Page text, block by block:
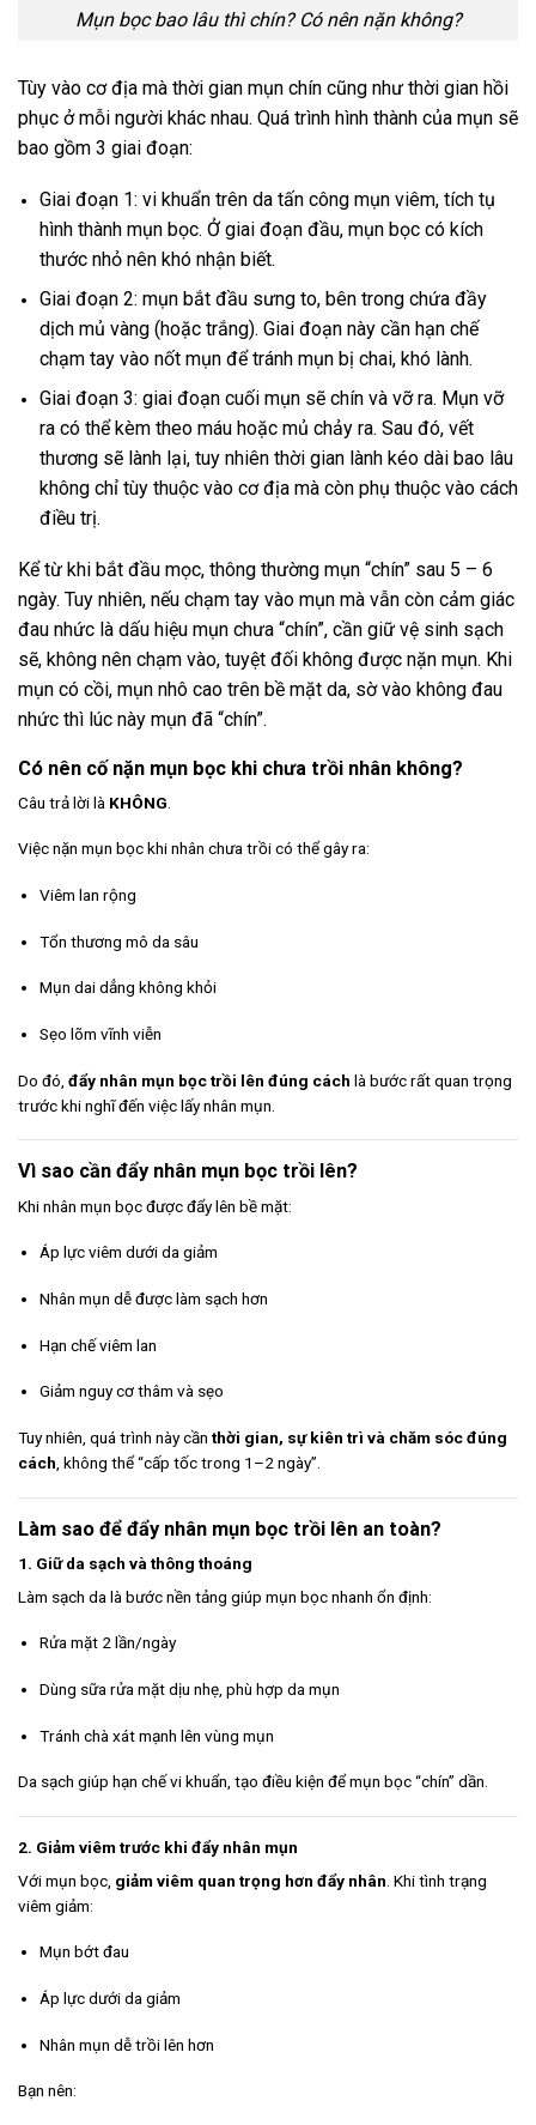
Mụn bọc bao lâu thì chín? Có nên nặn không?
Tùy vào cơ địa mà thời gian mụn chín cũng như thời gian hồi
phục ở mỗi người khác nhau. Quá trình hình thành của mụn sẽ
bao gồm 3 giai đoạn:
Giai đoạn 1: vi khuẩn trên da tấn công mụn viêm, tích tụ
hình thành mụn bọc. Ở giai đoạn đầu, mụn bọc có kích
thước nhỏ nên khó nhận biết.
Giai đoạn 2: mụn bắt đầu sưng to, bên trong chứa đầy
dịch mủ vàng (hoặc trắng). Giai đoạn này cần hạn chế
chạm tay vào nốt mụn để tránh mụn bị chai, khó lành.
Giai đoạn 3: giai đoạn cuối mụn sẽ chín và vỡ ra. Mụn vỡ
ra có thể kèm theo máu hoặc mủ chảy ra. Sau đó, vết
thương sẽ lành lại, tuy nhiên thời gian lành kéo dài bao lâu
không chỉ tùy thuộc vào cơ địa mà còn phụ thuộc vào cách
điều trị.
Kể từ khi bắt đầu mọc, thông thường mụn “chín” sau 5 – 6
ngày. Tuy nhiên, nếu chạm tay vào mụn mà vẫn còn cảm giác
đau nhức là dấu hiệu mụn chưa “chín”, cần giữ vệ sinh sạch
sẽ, không nên chạm vào, tuyệt đối không được nặn mụn. Khi
mụn có cồi, mụn nhô cao trên bề mặt da, sờ vào không đau
nhức thì lúc này mụn đã “chín”.
Có nên cố nặn mụn bọc khi chưa trồi nhân không?
Câu trả lời là KHÔNG
Việc nặn mụn bọc khi nhân chưa trồi có thể gây ra:
Viêm lan rộng
Tổn thương mô da sâu
Mụn dai dẳng không khỏi
Sẹo lõm vĩnh viễn
Do đó, đẩy nhân mụn bọc trồi lên đúng cách là bước rất quan trọng
trước khi nghĩ đến việc lấy nhân mụn.
Vì sao cần đẩy nhân mụn bọc trồi lên?
Khi nhân mụn bọc được đẩy lên bề mặt:
Áp lực viêm dưới da giảm
Nhân mụn dễ được làm sạch hơn
Hạn chế viêm lan
Giảm nguy cơ thâm và sẹo
Tuy nhiên, quá trình này cần thời gian, sự kiên trì và chăm sóc đúng
cách , không thể “cấp tốc trong 1–2 ngày”.
Làm sao để đẩy nhân mụn bọc trồi lên an toàn?
1. Giữ da sạch và thông thoáng
Làm sạch da là bước nền tảng giúp mụn bọc nhanh ổn định:
Rửa mặt 2 lần/ngày
Dùng sữa rửa mặt dịu nhẹ, phù hợp da mụn
Tránh chà xát mạnh lên vùng mụn
Da sạch giúp hạn chế vi khuẩn, tạo điều kiện để mụn bọc “chín” dần.
2. Giảm viêm trước khi đẩy nhân mụn
Với mụn bọc, giảm viêm quan trọng hơn đẩy nhân . Khi tình trạng
viêm giảm:
Mụn bớt đau
Áp lực dưới da giảm
Nhân mụn dễ trồi lên hơn
Bạn nên: